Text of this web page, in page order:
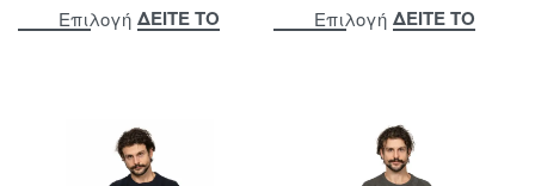
Επιλογή ΔΕΙΤΕ ΤΟ Επιλογή ΔΕΙΤΕ ΤΟ